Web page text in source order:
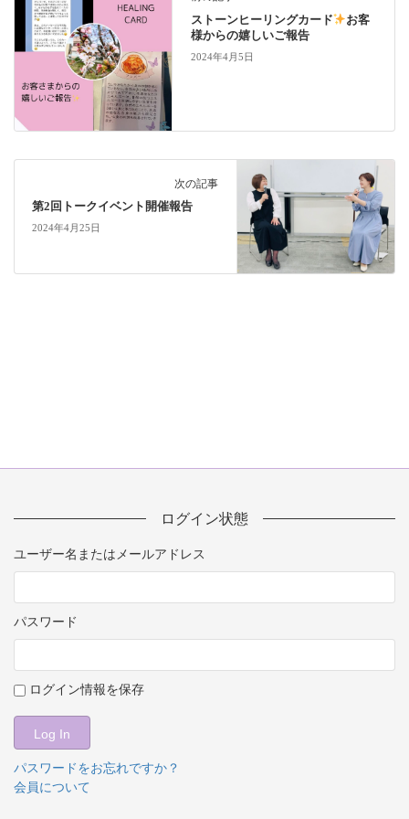
ストーンヒーリングカード
お客
様からの嬉しいご報告
2024年4月5日
次の記事
第2回トークイベント開催報告
2024年4月25日
ログイン状態
ユーザー名またはメールアドレス
パスワード
ログイン情報を保存
パスワードをお忘れですか？
会員について